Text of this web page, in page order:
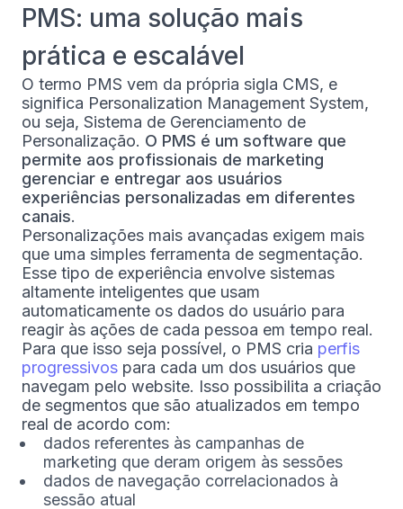
PMS: uma solução mais
prática e escalável
O termo PMS vem da própria sigla CMS, e
significa Personalization Management System,
ou seja, Sistema de Gerenciamento de
Personalização. O PMS é um software que
permite aos profissionais de marketing
gerenciar e entregar aos usuários
experiências personalizadas em diferentes
canais.
Personalizações mais avançadas exigem mais
que uma simples ferramenta de segmentação.
Esse tipo de experiência envolve sistemas
altamente inteligentes que usam
automaticamente os dados do usuário para
reagir às ações de cada pessoa em tempo real.
Para que isso seja possível, o PMS cria perfis
progressivos para cada um dos usuários que
navegam pelo website. Isso possibilita a criação
de segmentos que são atualizados em tempo
real de acordo com:
dados referentes às campanhas de
marketing que deram origem às sessões
dados de navegação correlacionados à
sessão atual